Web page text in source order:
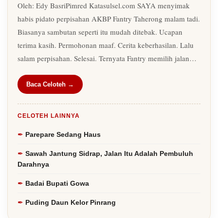
Oleh: Edy BasriPimred Katasulsel.com SAYA menyimak
habis pidato perpisahan AKBP Fantry Taherong malam tadi.
Biasanya sambutan seperti itu mudah ditebak. Ucapan
terima kasih. Permohonan maaf. Cerita keberhasilan. Lalu
salam perpisahan. Selesai. Ternyata Fantry memilih jalan…
Baca Celoteh →
CELOTEH LAINNYA
Parepare Sedang Haus
Sawah Jantung Sidrap, Jalan Itu Adalah Pembuluh
Darahnya
Badai Bupati Gowa
Puding Daun Kelor Pinrang